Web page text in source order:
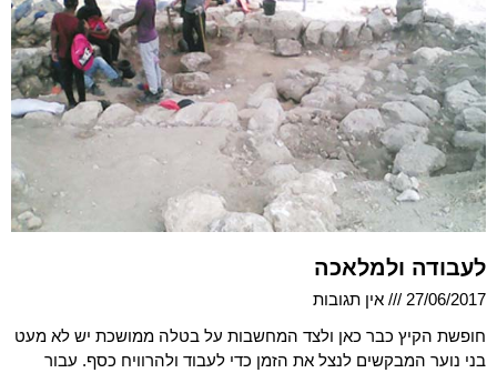
לעבודה ולמלאכה
27/06/2017
אין תגובות
חופשת הקיץ כבר כאן ולצד המחשבות על בטלה ממושכת יש לא מעט
בני נוער המבקשים לנצל את הזמן כדי לעבוד ולהרוויח כסף. עבור